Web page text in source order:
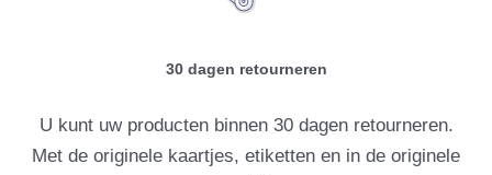
30 dagen retourneren
U kunt uw producten binnen 30 dagen retourneren.
Met de originele kaartjes, etiketten en in de originele